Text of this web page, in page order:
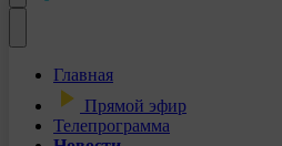
Главная
Прямой эфир
Телепрограмма